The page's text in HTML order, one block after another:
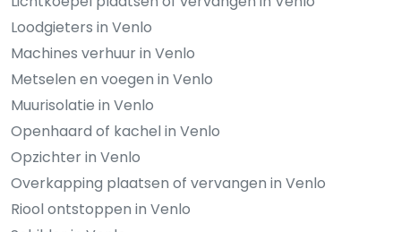
Loodgieters in Venlo
Machines verhuur in Venlo
Metselen en voegen in Venlo
Muurisolatie in Venlo
Openhaard of kachel in Venlo
Opzichter in Venlo
Overkapping plaatsen of vervangen in Venlo
Riool ontstoppen in Venlo